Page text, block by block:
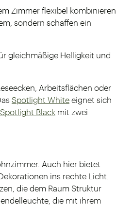
Zimmer flexibel kombinieren
sondern schaffen ein
gleichmäßige Helligkeit und
Arbeitsflächen oder
Spotlight White eignet sich
Black mit zwei
Auch hier bietet
ins rechte Licht.
die dem Raum Struktur
die mit ihrem